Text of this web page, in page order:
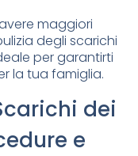
maggiori
degli scarichi
per garantirti
la tua famiglia.
dei
e